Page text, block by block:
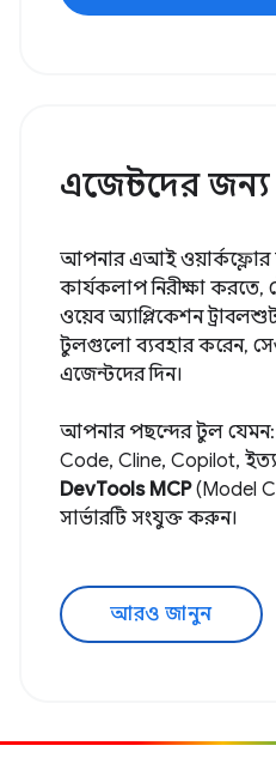
এজেন্টদের
আপনার এআই ওয়ার্কফ্লোর
কার্যকলাপ নিরীক্ষা করতে,
ওয়েব অ্যাপ্লিকেশন
টুলগুলো ব্যবহার করেন,
এজেন্টদের দিন।
আপনার পছন্দের টুল
Code, Cline, Copilot,
DevTools MCP(Model
সার্ভারটি সংযুক্ত করুন।
আরও জানুন